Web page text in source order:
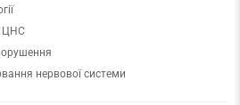
ЦНС
нервової системи